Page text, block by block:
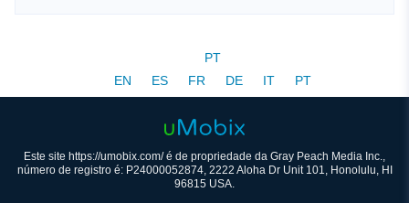
PT
EN
ES FR DE IT PT
Este site https://umobix.com/ é de propriedade da Gray Peach Media Inc.,
número de registro é: P24000052874, 2222 Aloha Dr Unit 101, Honolulu, HI
96815 USA.